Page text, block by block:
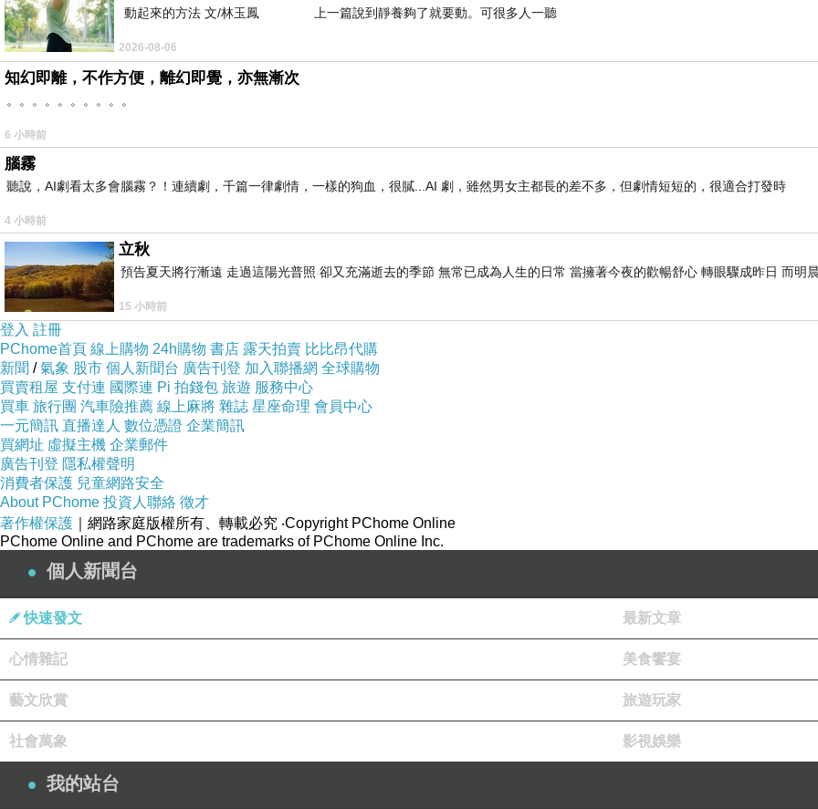
今年學易經占卜 from 2026.3.30
打開我內心的直覺
剛好又在課堂上遇到面相學老師
即使只有短短相處交談時間
又打開另外一扇門就是 : 感應氣場
最近很多人被炎上
但我都沒興趣探究
例如艾莉莎莎或黃山料
對我來說
他們都還算是肚子有料的人
像我這種平凡人
哪可能賣一億的課程或是出好幾本書
但看到劉伊心
這刻薄的女人我就必須靠北了
看到這張臉就想到我舞蹈教室裡的那位馬臉女
同學跟我說她很好命
從來不用上班
整天北中南開車上舞蹈課
我卻不這麼認為
動起來的方法 文/林玉鳳 上一篇說到靜養夠了就要動。可很多人一聽
2026-08-06
知幻即離，不作方便，離幻即覺，亦無漸次
。。。。。。。。。。
6 小時前
腦霧
聽說，AI劇看太多會腦霧？！連續劇，千篇一律劇情，一樣的狗血，很膩...AI 劇，雖然男女主都長的差不多，但劇情短短的，很適合打發時
4 小時前
立秋
預告夏天將行漸遠 走過這陽光普照 卻又充滿逝去的季節 無常已成為人生的日常 當擁著今夜的歡暢舒心 轉眼驟成昨日 而明
15 小時前
登入 註冊
PChome首頁 線上購物 24h購物 書店 露天拍賣 比比昂代購
新聞 /氣象 股市 個人新聞台 廣告刊登 加入聯播網 全球購物
買賣租屋 支付連 國際連 Pi 拍錢包 旅遊 服務中心
買車 旅行團 汽車險推薦 線上麻將 雜誌 星座命理 會員中心
一元簡訊 直播達人 數位憑證 企業簡訊
買網址 虛擬主機 企業郵件
廣告刊登 隱私權聲明
消費者保護 兒童網路安全
About PChome 投資人聯絡 徵才
著作權保護 ｜網路家庭版權所有、轉載必究 ‧Copyright PChome Online
PChome Online and PChome are trademarks of PChome Online Inc.
個人新聞台
快速發文 最新文章
心情雜記 美食饗宴
藝文欣賞 旅遊玩家
社會萬象 影視娛樂
我的站台